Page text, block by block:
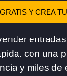
Y CREA
con una
y miles de